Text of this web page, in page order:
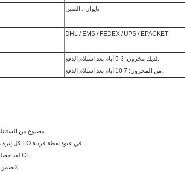
تايوان ، الصين
DHL / EMS / FEDEX / UPS / EPACKET
لديك مخزون: 3-5 أيام بعد استلام الدفع.
من المخزون: 7-10 أيام بعد استلام الدفع.
مصنوع من الستانلس
كل إبرة معقمة مسبقًا بغاز EO في عبوة نفطة فردية.
لقد حصلت الإبر على نظام CE.
يضمن الرضا بنسبة 100٪.